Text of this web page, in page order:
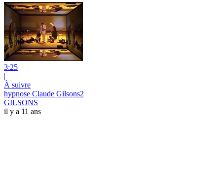
3:25
|
À suivre
hypnose Claude Gilsons2
GILSONS
il y a 11 ans